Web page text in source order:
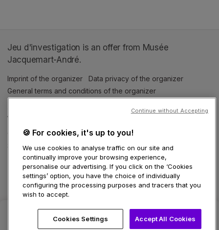
Select date
Jeu d'investigation is an offer from Musée
Jacquemart-André.
Imprint of the organizer (opens in a new tab)
Data privacy of the organizer
General terms and conditions of the organizer
Cookie settings(opens in a new tab)
Data privacy policy(opens in a new tab)
Support (opens in a new tab)
🍪 For cookies, it's up to you!
We use cookies to analyse traffic on our site and
continually improve your browsing experience,
personalise our advertising. If you click on the ‘Cookies
settings’ option, you have the choice of individually
configuring the processing purposes and tracers that you
wish to accept.
Cookies Settings Accept All Cookies
Continue without Accepting